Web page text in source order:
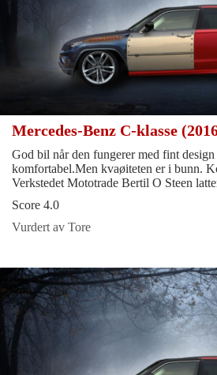
Mercedes-Benz C-klasse
God bil når den fungerer med fint
komfortabel.Men kvaøiteten er i bunn.
Verkstedet Mototrade Bertil O Steen
Score 4.0
Vurdert av Tore